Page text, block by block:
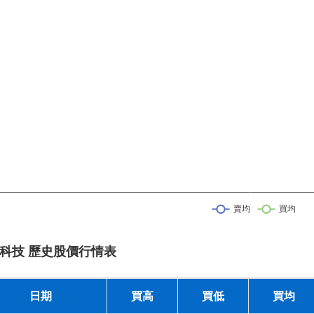
技 歷史股價行情表
日期 買高 買低 買均